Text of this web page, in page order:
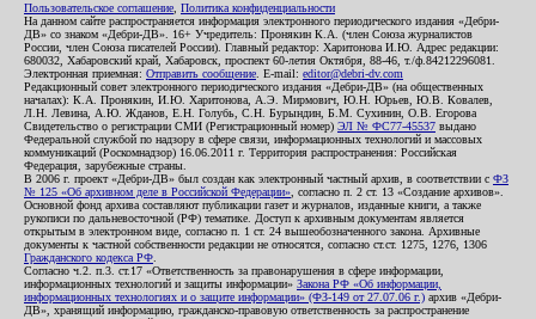
Пользовательское соглашение Политика конфиденциальности
На данном сайте распространяется информация электронного периодического издания «Дебри-
ДВ» со знаком «Дебри-ДВ». 16+ Учредитель: Пронякин К.А. (член Союза журналистов
России, член Союза писателей России). Главный редактор: Харитонова И.Ю. Адрес редакции:
680032, Хабаровский край, Хабаровск, проспект 60-летия Октября, 88-46, т./ф.84212296081.
Электронная приемная: Отправить сообщение . E-mail: editor@debri-dv.com
Редакционный совет электронного периодического издания «Дебри-ДВ» (на общественных
началах): К.А. Пронякин, И.Ю. Харитонова, А.Э. Мирмович, Ю.Н. Юрьев, Ю.В. Ковалев,
Л.Н. Левина, А.Ю. Жданов, Е.Н. Голубь, С.Н. Бурындин, Б.М. Сухинин, О.В. Егорова
Свидетельство о регистрации СМИ (Регистрационный номер) ЭЛ № ФС77-45537 выдано
Федеральной службой по надзору в сфере связи, информационных технологий и массовых
коммуникаций (Роскомнадзор) 16.06.2011 г. Территория распространения: Российская
Федерация, зарубежные страны.
В 2006 г. проект «Дебри-ДВ» был создан как электронный частный архив, в соответствии с ФЗ
№ 125 «Об архивном деле в Российской Федерации» , согласно п. 2 ст. 13 «Создание архивов».
Основной фонд архива составляют публикации газет и журналов, изданные книги, а также
рукописи по дальневосточной (РФ) тематике. Доступ к архивным документам является
открытым в электронном виде, согласно п. 1 ст. 24 вышеобозначенного закона. Архивные
документы к частной собственности редакции не относятся, согласно ст.ст. 1275, 1276, 1306
Гражданского кодекса РФ
Согласно ч.2. п.3. ст.17 «Ответственность за правонарушения в сфере информации,
информационных технологий и защиты информации» Закона РФ «Об информации,
информационных технологиях и о защите информации» (ФЗ-149 от 27.07.06 г.) архив «Дебри-
ДВ», хранящий информацию, гражданско-правовую ответственность за распространение